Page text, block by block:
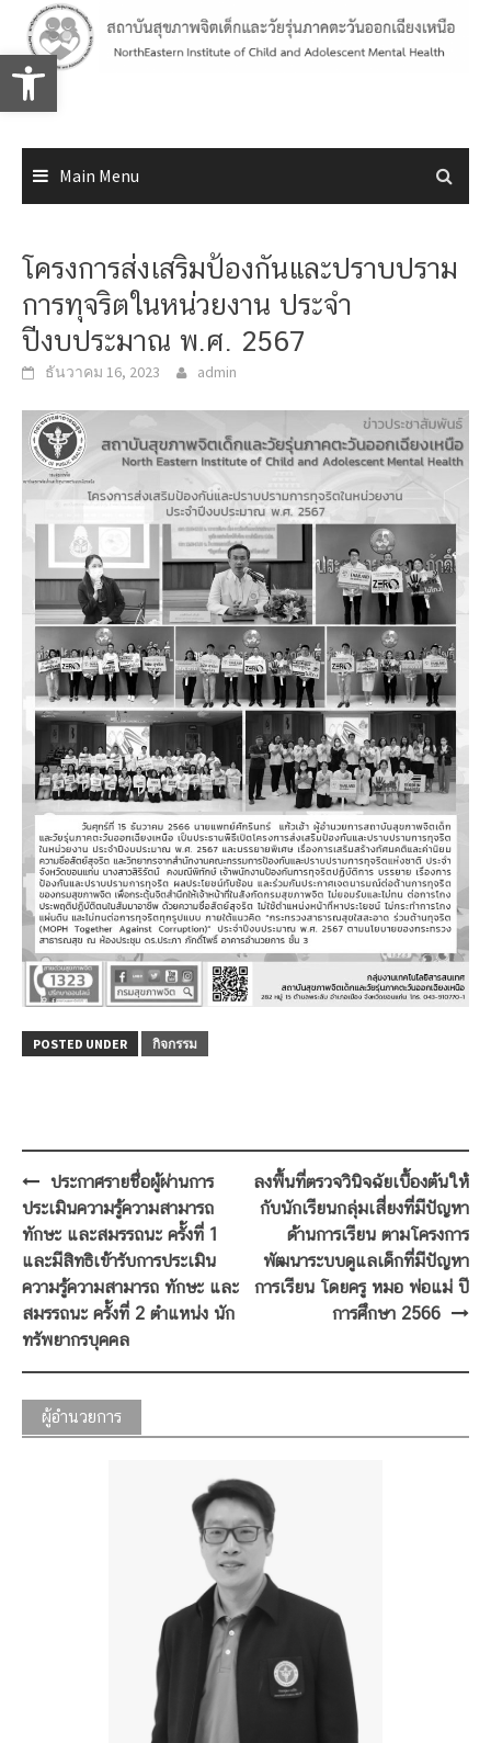
Open toolbar
content
Main Menu
โครงการส่งเสริมป้องกันและปราบปราม
การทุจริตในหน่วยงาน ประจำ
ปีงบประมาณ พ.ศ. 2567
ธันวาคม 16, 2023 admin
POSTED UNDER กิจกรรม
Post
navigation
ประกาศรายชื่อผู้ผ่านการ
ประเมินความรู้ความสามารถ
ทักษะ และสมรรถนะ ครั้งที่ 1
และมีสิทธิเข้ารับการประเมิน
ความรู้ความสามารถ ทักษะ และ
สมรรถนะ ครั้งที่ 2 ตำแหน่ง นัก
ทรัพยากรบุคคล
ลงพื้นที่ตรวจวินิจฉัยเบื้องต้นให้
กับนักเรียนกลุ่มเสี่ยงที่มีปัญหา
ด้านการเรียน ตามโครงการ
พัฒนาระบบดูแลเด็กที่มีปัญหา
การเรียน โดยครู หมอ พ่อแม่ ปี
การศึกษา 2566
ผู้อำนวยการ